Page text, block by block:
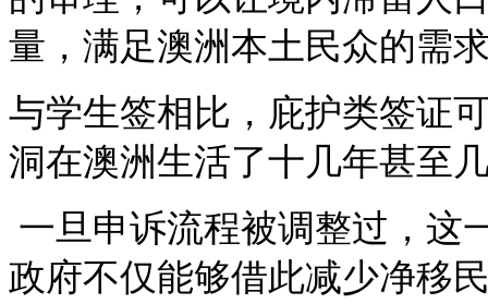
量，满足澳洲本土民众的需
与学生签相比，庇护类签证
洞在澳洲生活了十几年甚至
一旦申诉流程被调整过，这
政府不仅能够借此减少净移